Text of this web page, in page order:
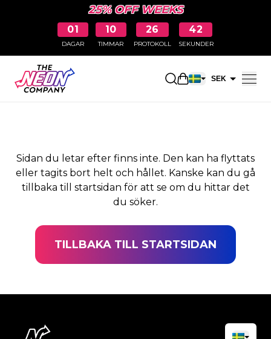
25% OFF WEEKS
01
DAGAR
10
TIMMAR
26
PROTOKOLL
42
SEKUNDER
ÖppnaSEK
SIDAN HITTADES INTE
Sidan du letar efter finns inte. Den kan ha flyttats
eller tagits bort helt och hållet. Kanske kan du gå
tillbaka till startsidan för att se om du hittar det
du söker.
TILLBAKA TILL STARTSIDAN